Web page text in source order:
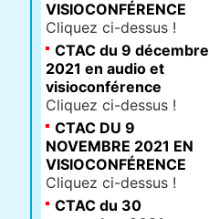
VISIOCONFÉRENCE
Cliquez ci-dessus !
CTAC du 9 décembre
2021 en audio et
visioconférence
Cliquez ci-dessus !
CTAC DU 9
NOVEMBRE 2021 EN
VISIOCONFÉRENCE
Cliquez ci-dessus !
CTAC du 30